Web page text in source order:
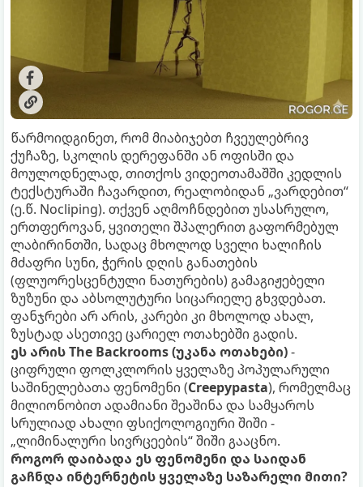
წარმოიდგინეთ, რომ მიაბიჯებთ ჩვეულებრივ
ქუჩაზე, სკოლის დერეფანში ან ოფისში და
მოულოდნელად, თითქოს ვიდეოთამაშში კედლის
ტექსტურაში ჩავარდით, რეალობიდან „ვარდებით“
(ე.წ. Nocliping). თქვენ აღმოჩნდებით უსასრულო,
ერთფეროვან, ყვითელი შპალერით გაფორმებულ
ლაბირინთში, სადაც მხოლოდ სველი ხალიჩის
მძაფრი სუნი, ჭერის დღის განათების
(ფლუორესცენტული ნათურების) გამაგიჟებელი
ზუზუნი და აბსოლუტური სიცარიელე გხვდებათ.
ფანჯრები არ არის, კარები კი მხოლოდ ახალ,
ზუსტად ასეთივე ცარიელ ოთახებში გადის.
ეს არის The Backrooms (უკანა ოთახები)-
ციფრული ფოლკლორის ყველაზე პოპულარული
საშინელებათა ფენომენი (Creepypasta), რომელმაც
მილიონობით ადამიანი შეაშინა და სამყაროს
სრულიად ახალი ფსიქოლოგიური შიში -
„ლიმინალური სივრცეების“ შიში გააცნო.
როგორ დაიბადა ეს ფენომენი და საიდან
გაჩნდა ინტერნეტის ყველაზე საზარელი მითი?